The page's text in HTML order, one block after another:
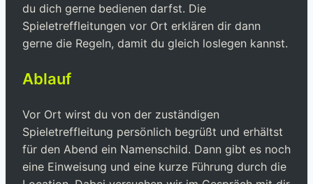
du dich gerne bedienen darfst. Die
Spieletreffleitungen vor Ort erklären dir dann
gerne die Regeln, damit du gleich loslegen kannst.
Ablauf
Vor Ort wirst du von der zuständigen
Spieletreffleitung persönlich begrüßt und erhältst
für den Abend ein Namenschild. Dann gibt es noch
eine Einweisung und eine kurze Führung durch die